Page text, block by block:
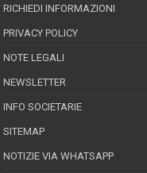
RICHIEDI INFORMAZIONI
PRIVACY POLICY
NOTE LEGALI
NEWSLETTER
INFO SOCIETARIE
SITEMAP
NOTIZIE VIA WHATSAPP